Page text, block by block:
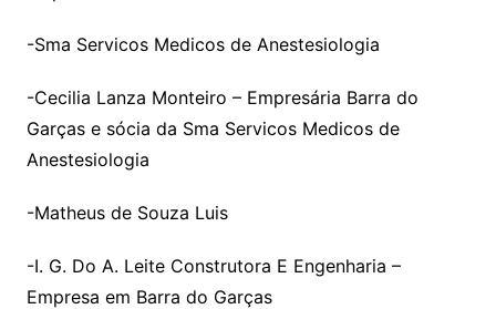
-Sma Servicos Medicos de Anestesiologia
-Cecilia Lanza Monteiro – Empresária Barra do
Garças e sócia da Sma Servicos Medicos de
Anestesiologia
-Matheus de Souza Luis
-I. G. Do A. Leite Construtora E Engenharia –
Empresa em Barra do Garças